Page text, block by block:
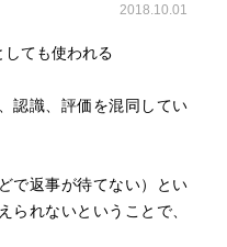
2018.10.01
しても使われる
認識、評価を混同してい
で返事が待てない）とい
られないということで、